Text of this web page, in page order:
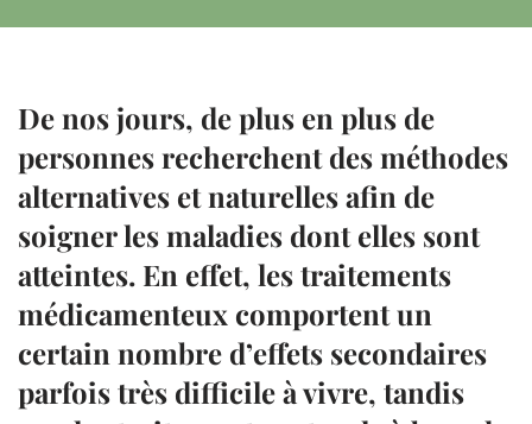
De nos jours, de plus en plus de
personnes recherchent des méthodes
alternatives et naturelles afin de
soigner les maladies dont elles sont
atteintes. En effet, les traitements
médicamenteux comportent un
certain nombre d’effets secondaires
parfois très difficile à vivre, tandis